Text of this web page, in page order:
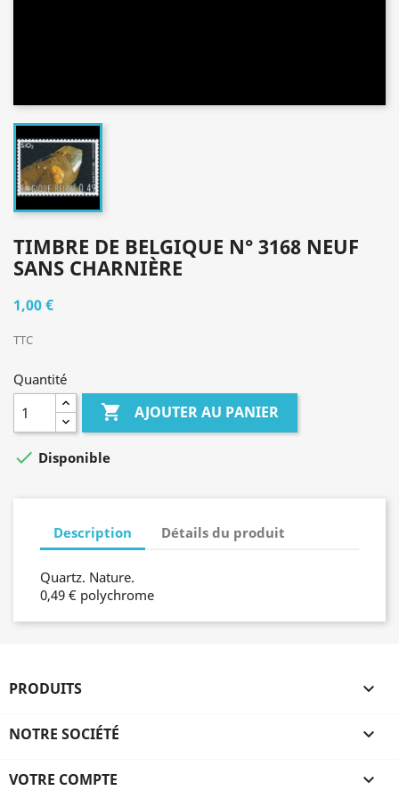
TIMBRE DE BELGIQUE N° 3168 NEUF
SANS CHARNIÈRE
1,00 €
TTC
Quantité
 AJOUTER AU PANIER
 Disponible
Description Détails du produit
Quartz. Nature.
0,49 € polychrome
PRODUITS 
NOTRE SOCIÉTÉ 
VOTRE COMPTE 